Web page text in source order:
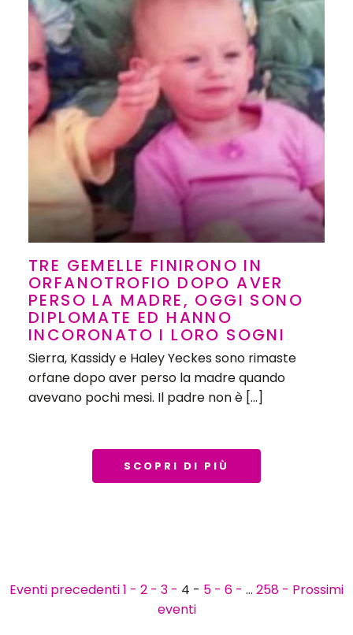
TRE GEMELLE FINIRONO IN
ORFANOTROFIO DOPO AVER
PERSO LA MADRE, OGGI SONO
DIPLOMATE ED HANNO
INCORONATO I LORO SOGNI
Sierra, Kassidy e Haley Yeckes sono rimaste
orfane dopo aver perso la madre quando
avevano pochi mesi. Il padre non è […]
SCOPRI DI PIÙ
Eventi precedenti1 - 2 - 3 - 4 - 5 - 6 - … 258 - Prossimi
eventi